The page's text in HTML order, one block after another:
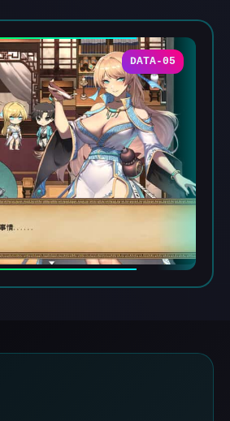
DATA-05